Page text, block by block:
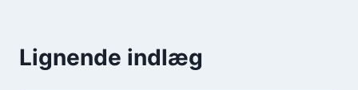
Lignende indlæg